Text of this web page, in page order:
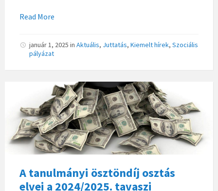
Read More
január 1, 2025 in Aktuális, Juttatás, Kiemelt hírek, Szociális
pályázat
A tanulmányi ösztöndíj osztás
elvei a 2024/2025. tavaszi